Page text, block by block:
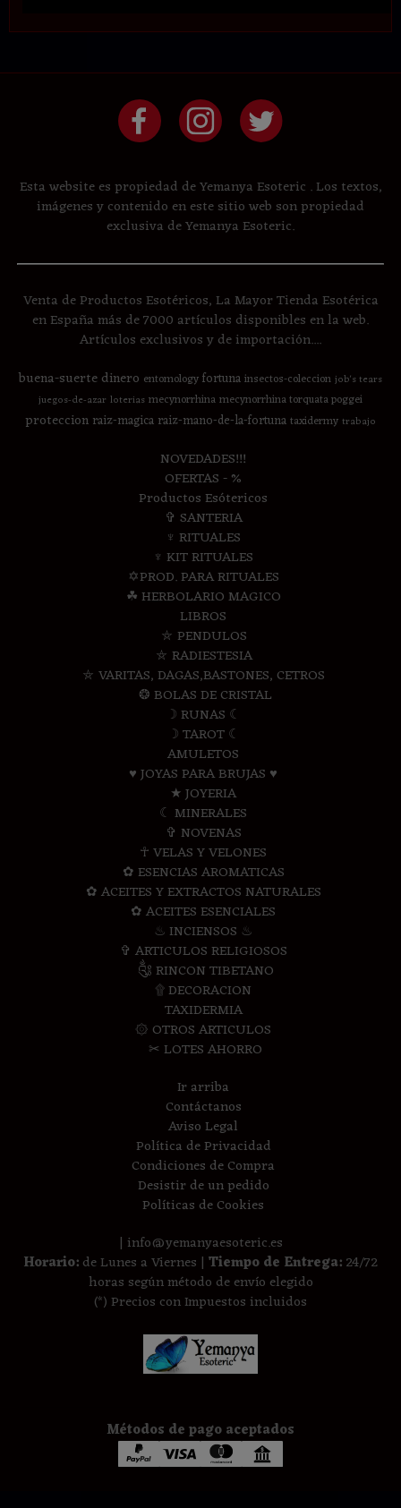
Esta website es propiedad de Yemanya Esoteric . Los textos,
imágenes y contenido en este sitio web son propiedad
exclusiva de Yemanya Esoteric.
Venta de Productos Esotéricos, La Mayor Tienda Esotérica
en España más de 7000 artículos disponibles en la web.
Artículos exclusivos y de importación....
buena-suertedinero entomologyfortunainsectos-coleccion job's tears
juegos-de-azar loterias mecynorrhinamecynorrhina torquata poggei
proteccion raiz-magica raiz-mano-de-la-fortunataxidermy trabajo
NOVEDADES!!!
OFERTAS - %
Productos Esótericos
✞ SANTERIA
♆ RITUALES
♆ KIT RITUALES
✡PROD. PARA RITUALES
☘ HERBOLARIO MAGICO
LIBROS
⛤ PENDULOS
⛤ RADIESTESIA
⛤ VARITAS, DAGAS,BASTONES, CETROS
❂ BOLAS DE CRISTAL
☽ RUNAS ☾
☽ TAROT ☾
AMULETOS
♥ JOYAS PARA BRUJAS ♥
★ JOYERIA
☾ MINERALES
✞ NOVENAS
☥ VELAS Y VELONES
✿ ESENCIAS AROMATICAS
✿ ACEITES Y EXTRACTOS NATURALES
✿ ACEITES ESENCIALES
♨ INCIENSOS ♨
✞ ARTICULOS RELIGIOSOS
༃ RINCON TIBETANO
۩ DECORACION
TAXIDERMIA
۞ OTROS ARTICULOS
✂ LOTES AHORRO
Ir arriba
Contáctanos
Aviso Legal
Política de Privacidad
Condiciones de Compra
Desistir de un pedido
Políticas de Cookies
| info@yemanyaesoteric.es
Horario:de Lunes a Viernes | Tiempo de Entrega:24/72
horas según método de envío elegido
(*) Precios con Impuestos incluidos
Métodos de pago aceptados